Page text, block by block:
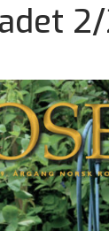
2/